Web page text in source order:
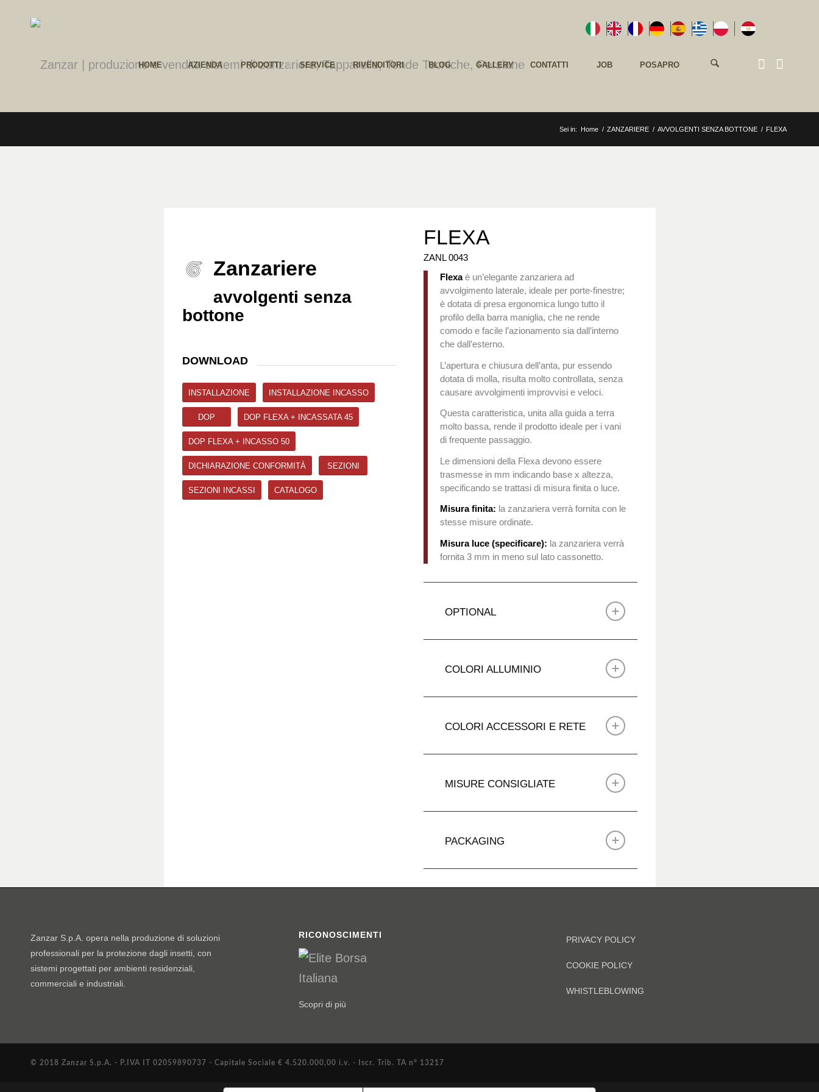
HOME AZIENDA PRODOTTI SERVICE RIVENDITORI BLOG GALLERY CONTATTI JOB POSAPRO
Sei in: Home / ZANZARIERE / AVVOLGENTI SENZA BOTTONE / FLEXA
Zanzariere
avvolgenti senza
bottone
DOWNLOAD
INSTALLAZIONE INSTALLAZIONE INCASSO
DOP DOP FLEXA + INCASSATA 45
DOP FLEXA + INCASSO 50
DICHIARAZIONE CONFORMITÀ SEZIONI
SEZIONI INCASSI CATALOGO
FLEXA
ZANL 0043
Flexaè un’elegante zanzariera ad
avvolgimento laterale, ideale per porte-finestre;
è dotata di presa ergonomica lungo tutto il
profilo della barra maniglia, che ne rende
comodo e facile l’azionamento sia dall’interno
che dall’esterno.
L’apertura e chiusura dell’anta, pur essendo
dotata di molla, risulta molto controllata, senza
causare avvolgimenti improvvisi e veloci.
Questa caratteristica, unita alla guida a terra
molto bassa, rende il prodotto ideale per i vani
di frequente passaggio.
Le dimensioni della Flexa devono essere
trasmesse in mm indicando base x altezza,
specificando se trattasi di misura finita o luce.
Misura finita: la zanzariera verrà fornita con le
stesse misure ordinate.
Misura luce (specificare): la zanzariera verrà
fornita 3 mm in meno sul lato cassonetto.
OPTIONAL
COLORI ALLUMINIO
COLORI ACCESSORI E RETE
MISURE CONSIGLIATE
PACKAGING
Zanzar S.p.A. opera nella produzione di soluzioni
professionali per la protezione dagli insetti, con
sistemi progettati per ambienti residenziali,
commerciali e industriali.
RICONOSCIMENTI
Scopri di più
PRIVACY POLICY
COOKIE POLICY
WHISTLEBLOWING
© 2018 Zanzar S.p.A. - P.IVA IT 02059890737 - Capitale Sociale € 4.520.000,00 i.v. - Iscr. Trib. TA n° 13217